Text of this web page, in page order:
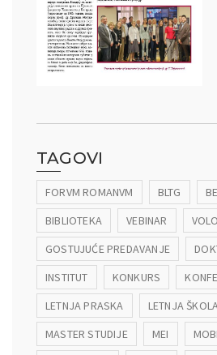
TAGOVI
FORVM ROMANVM BLTG
BIBLIOTEKA
VEBINAR
GOSTUJUĆE PREDAVANJE
INSTITUT
KONKURS
LETNJA PRASKA
LETNJA ŠKOLA
MASTER STUDIJE
MEI